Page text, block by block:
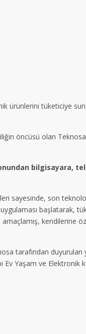
ürünlerini tüketiciye
öncüsü olan
bilgisayara,
sayesinde, son
uygulaması başlatarak,
kendilerine
tarafından
Ev Yaşam ve